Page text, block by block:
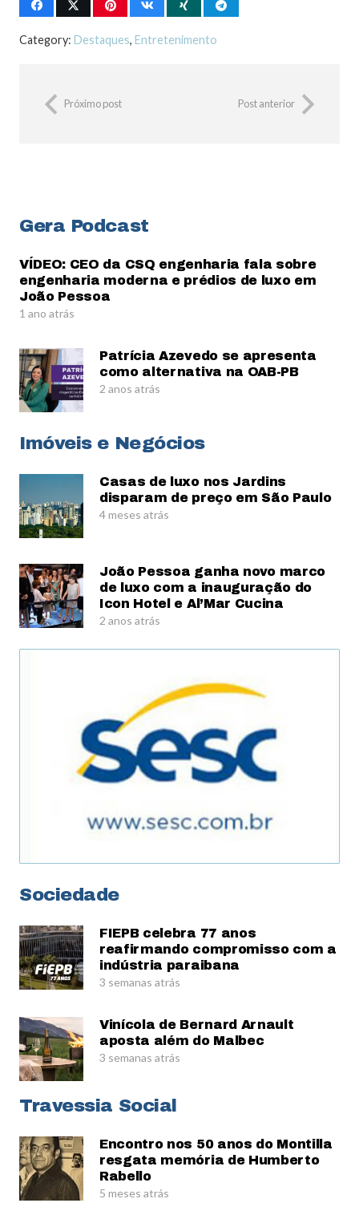
Category: Destaques, Entretenimento
Próximo post Post anterior
Gera Podcast
VÍDEO: CEO da CSQ engenharia fala sobre
engenharia moderna e prédios de luxo em
João Pessoa
1 ano atrás
Patrícia Azevedo se apresenta
como alternativa na OAB-PB
2 anos atrás
Imóveis e Negócios
Casas de luxo nos Jardins
disparam de preço em São Paulo
4 meses atrás
João Pessoa ganha novo marco
de luxo com a inauguração do
Icon Hotel e Al’Mar Cucina
2 anos atrás
Sociedade
FIEPB celebra 77 anos
reafirmando compromisso com a
indústria paraibana
3 semanas atrás
Vinícola de Bernard Arnault
aposta além do Malbec
3 semanas atrás
Travessia Social
Encontro nos 50 anos do Montilla
resgata memória de Humberto
Rabello
5 meses atrás